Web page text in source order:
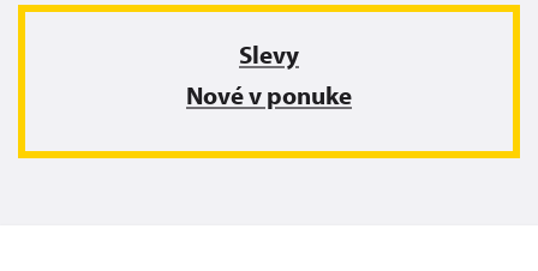
Slevy
Nové v ponuke